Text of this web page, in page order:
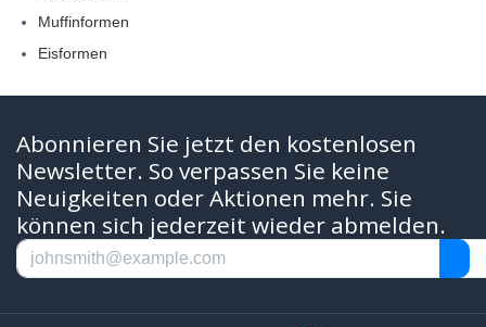
Muffinformen
Eisformen
Abonnieren Sie jetzt den kostenlosen
Newsletter. So verpassen Sie keine
Neuigkeiten oder Aktionen mehr. Sie
können sich jederzeit wieder abmelden.